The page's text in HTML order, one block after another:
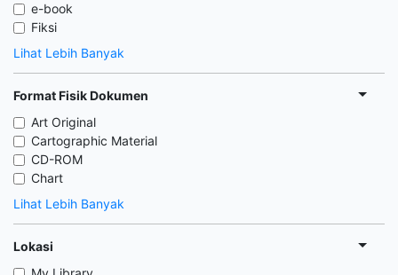
e-book
Fiksi
Lihat Lebih Banyak
Format Fisik Dokumen
Art Original
Cartographic Material
CD-ROM
Chart
Lihat Lebih Banyak
Lokasi